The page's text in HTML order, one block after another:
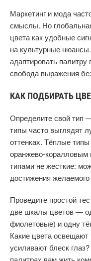
Маркетинг и мода
смыслы. Но
цвета как удобные
на культурные
адаптировать
свобода выражения
КАК ПОДБИРАТЬ
Определите свой тип
типы часто выглядят
оттенках. Тёплые
оранжево-
типами не жесткие:
достижения
Проведите простой
две шкалы цветов —
фиолетовые) и одну
Какие цвета освещают
усиливают блеск